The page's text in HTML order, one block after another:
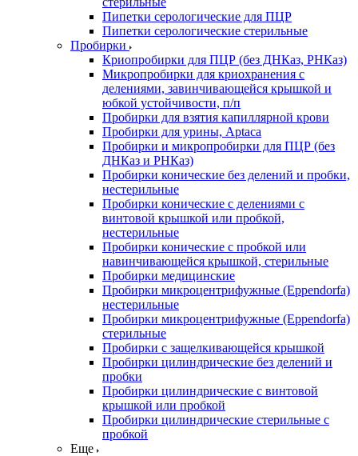
Пипетки серологические для ПЦР
Пипетки серологические стерильные
Пробирки
Криопробирки для ПЦР (без ДНКаз, РНКаз)
Микропробирки для криохранения с
делениями, завинчивающейся крышкой и
юбкой устойчивости, п/п
Пробирки для взятия капиллярной крови
Пробирки для урины, Aptaca
Пробирки и микропробирки для ПЦР (без
ДНКаз и РНКаз)
Пробирки конические без делений и пробки,
нестерильные
Пробирки конические с делениями с
винтовой крышкой или пробкой,
нестерильные
Пробирки конические с пробкой или
навинчивающейся крышкой, стерильные
Пробирки медицинские
Пробирки микроцентрифужные (Eppendorfа)
нестерильные
Пробирки микроцентрифужные (Eppendorfа)
стерильные
Пробирки с защелкивающейся крышкой
Пробирки цилиндрические без делений и
пробки
Пробирки цилиндрические с винтовой
крышкой или пробкой
Пробирки цилиндрические стерильные с
пробкой
Еще